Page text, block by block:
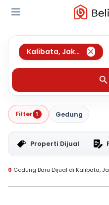
Kalibata, Jakarta Selatan
Filter 1 Gedung
Properti Dijual
0 Gedung Baru Dijual di Kalibata,